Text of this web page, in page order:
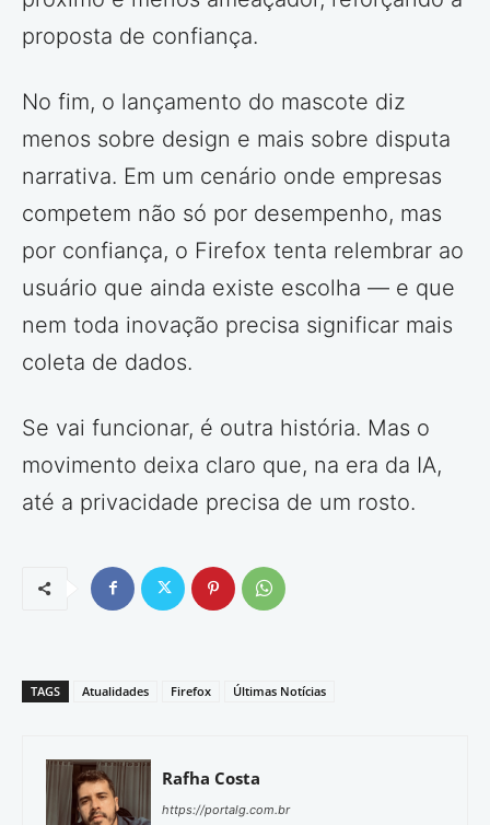
proposta de confiança.
No fim, o lançamento do mascote diz
menos sobre design e mais sobre disputa
narrativa. Em um cenário onde empresas
competem não só por desempenho, mas
por confiança, o Firefox tenta relembrar ao
usuário que ainda existe escolha — e que
nem toda inovação precisa significar mais
coleta de dados.
Se vai funcionar, é outra história. Mas o
movimento deixa claro que, na era da IA,
até a privacidade precisa de um rosto.
TAGS Atualidades Firefox Últimas Notícias
Rafha Costa
https://portalg.com.br